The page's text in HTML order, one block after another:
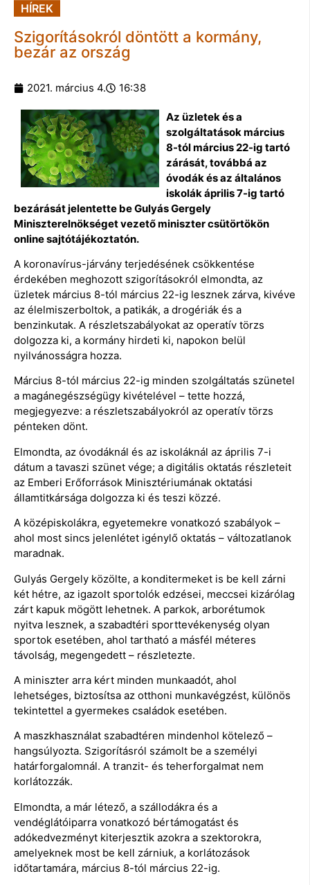
HÍREK
Szigorításokról döntött a kormány,
bezár az ország
2021. március 4. 16:38
Az üzletek és a
szolgáltatások március
8-tól március 22-ig tartó
zárását, továbbá az
óvodák és az általános
iskolák április 7-ig tartó
bezárását jelentette be Gulyás Gergely
Miniszterelnökséget vezető miniszter csütörtökön
online sajtótájékoztatón.
A koronavírus-járvány terjedésének csökkentése
érdekében meghozott szigorításokról elmondta, az
üzletek március 8-tól március 22-ig lesznek zárva, kivéve
az élelmiszerboltok, a patikák, a drogériák és a
benzinkutak. A részletszabályokat az operatív törzs
dolgozza ki, a kormány hirdeti ki, napokon belül
nyilvánosságra hozza.
Március 8-tól március 22-ig minden szolgáltatás szünetel
a magánegészségügy kivételével – tette hozzá,
megjegyezve: a részletszabályokról az operatív törzs
pénteken dönt.
Elmondta, az óvodáknál és az iskoláknál az április 7-i
dátum a tavaszi szünet vége; a digitális oktatás részleteit
az Emberi Erőforrások Minisztériumának oktatási
államtitkársága dolgozza ki és teszi közzé.
A középiskolákra, egyetemekre vonatkozó szabályok –
ahol most sincs jelenlétet igénylő oktatás – változatlanok
maradnak.
Gulyás Gergely közölte, a konditermeket is be kell zárni
két hétre, az igazolt sportolók edzései, meccsei kizárólag
zárt kapuk mögött lehetnek. A parkok, arborétumok
nyitva lesznek, a szabadtéri sporttevékenység olyan
sportok esetében, ahol tartható a másfél méteres
távolság, megengedett – részletezte.
A miniszter arra kért minden munkaadót, ahol
lehetséges, biztosítsa az otthoni munkavégzést, különös
tekintettel a gyermekes családok esetében.
A maszkhasználat szabadtéren mindenhol kötelező –
hangsúlyozta. Szigorításról számolt be a személyi
határforgalomnál. A tranzit- és teherforgalmat nem
korlátozzák.
Elmondta, a már létező, a szállodákra és a
vendéglátóiparra vonatkozó bértámogatást és
adókedvezményt kiterjesztik azokra a szektorokra,
amelyeknek most be kell zárniuk, a korlátozások
időtartamára, március 8-tól március 22-ig.